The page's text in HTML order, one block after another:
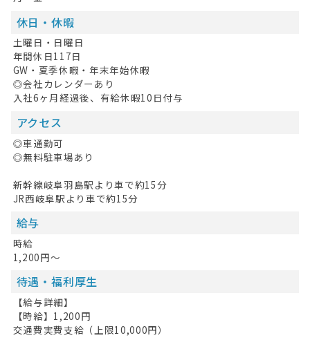
休日・休暇
土曜日・日曜日
年間休日117日
GW・夏季休暇・年末年始休暇
◎会社カレンダーあり
入社6ヶ月経過後、有給休暇10日付与
アクセス
◎車通勤可
◎無料駐車場あり
新幹線岐阜羽島駅より車で約15分
JR西岐阜駅より車で約15分
給与
時給
1,200円～
待遇・福利厚生
【給与詳細】
【時給】1,200円
交通費実費支給（上限10,000円）